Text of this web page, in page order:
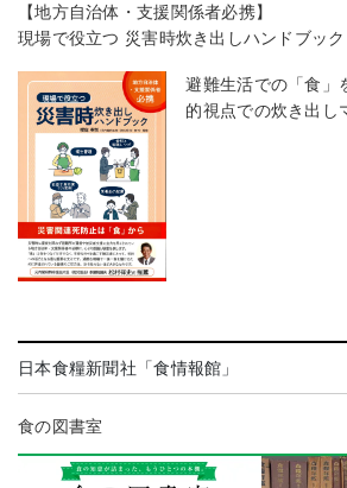
【地方自治体・支援関係者必携】
現場で役立つ 災害時炊き出しハンドブック
避難生活での「食」
的視点での炊き出し
日本食糧新聞社「食情報館」
食の図書室